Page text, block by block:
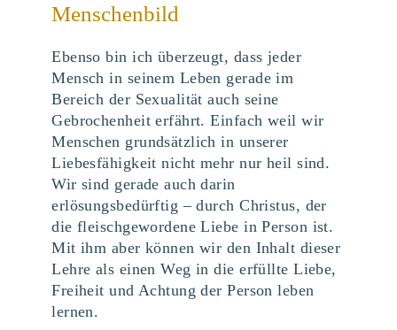
Menschenbild
Ebenso bin ich überzeugt, dass jeder
Mensch in seinem Leben gerade im
Bereich der Sexualität auch seine
Gebrochenheit erfährt. Einfach weil wir
Menschen grundsätzlich in unserer
Liebesfähigkeit nicht mehr nur heil sind.
Wir sind gerade auch darin
erlösungsbedürftig – durch Christus, der
die fleischgewordene Liebe in Person ist.
Mit ihm aber können wir den Inhalt dieser
Lehre als einen Weg in die erfüllte Liebe,
Freiheit und Achtung der Person leben
lernen.